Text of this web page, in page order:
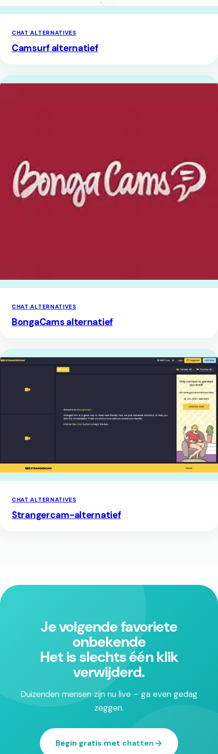
CHAT ALTERNATIVES
Camsurf alternatief
CHAT ALTERNATIVES
BongaCams alternatief
CHAT ALTERNATIVES
Strangercam-alternatief
Je volgende favoriete
onbekende
Het is slechts één klik
verwijderd.
Duizenden mensen zijn nu live – ga even gedag
zeggen.
Begin gratis met chatten